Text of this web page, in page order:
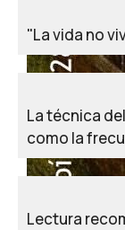
"La vida no
La técnica del
como la
Lectura